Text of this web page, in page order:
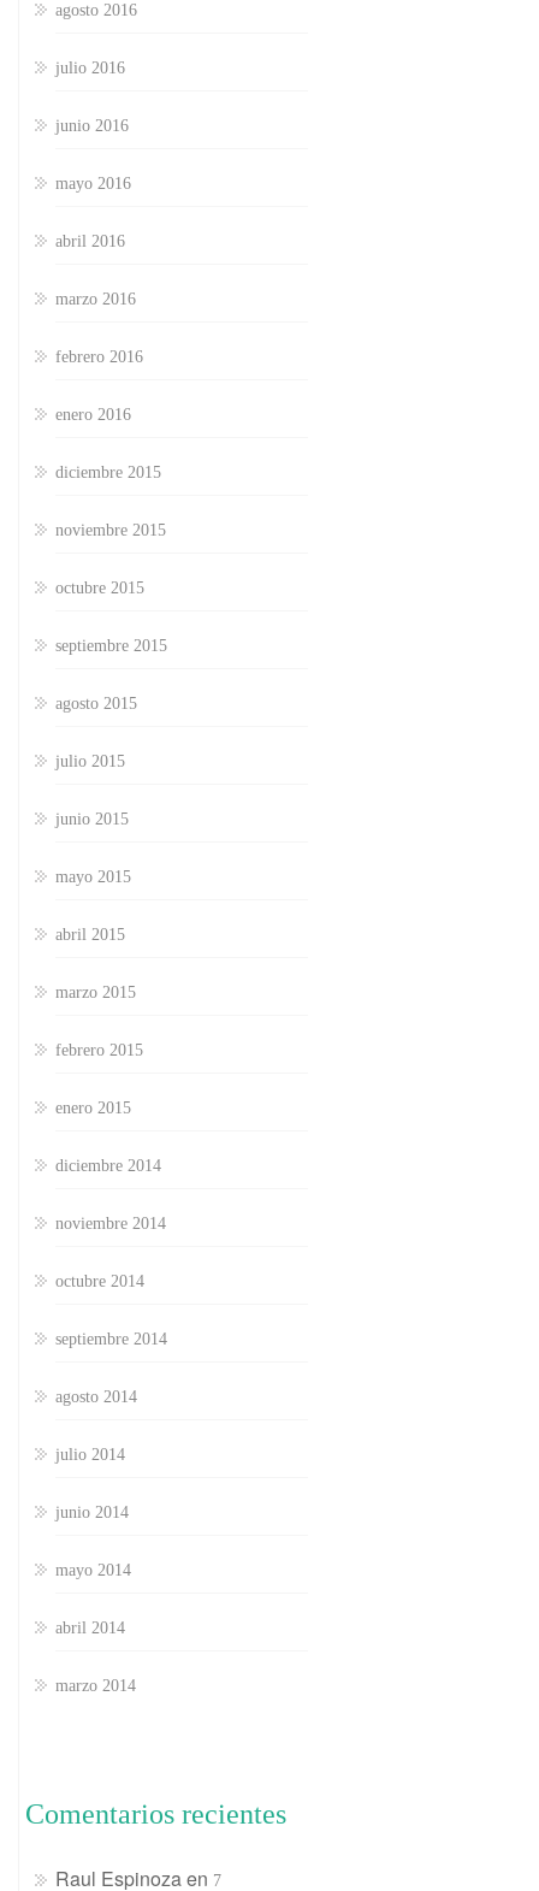
agosto 2016
julio 2016
junio 2016
mayo 2016
abril 2016
marzo 2016
febrero 2016
enero 2016
diciembre 2015
noviembre 2015
octubre 2015
septiembre 2015
agosto 2015
julio 2015
junio 2015
mayo 2015
abril 2015
marzo 2015
febrero 2015
enero 2015
diciembre 2014
noviembre 2014
octubre 2014
septiembre 2014
agosto 2014
julio 2014
junio 2014
mayo 2014
abril 2014
marzo 2014
Comentarios recientes
Raul Espinozaen 7